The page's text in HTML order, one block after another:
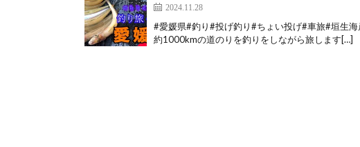
2024.11.28
#愛媛県#釣り#投げ釣り#ちょい投げ#車旅#垣生
約1000kmの道のりを釣りをしながら旅します[…]